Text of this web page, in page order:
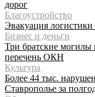
дорог
Благоустройство
Эвакуация
Бизнес и деньги
Три братские могилы
перечень ОКН
Культура
Более 44 тыс.
Ставрополье за